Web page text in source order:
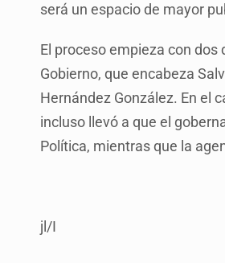
será un espacio de mayor
El proceso empieza con
Gobierno, que encabeza
Hernández González. En el
incluso llevó a que el
Política, mientras que la
jl/I